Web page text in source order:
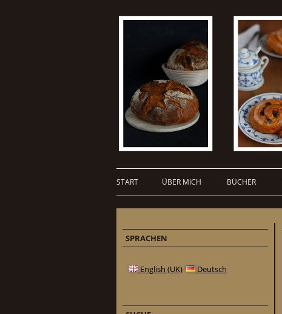
START ÜBER MICH BÜCHER
SPRACHEN
English (UK) Deutsch